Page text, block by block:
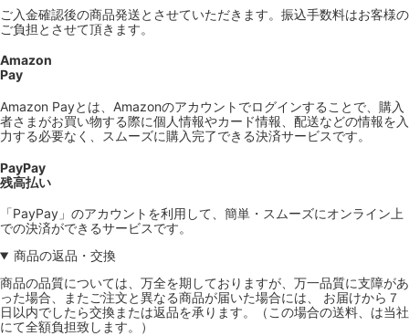
ご入金確認後の商品発送とさせていただきます。振込手数料はお客様の
ご負担とさせて頂きます。
Amazon
Pay
Amazon Payとは、Amazonのアカウントでログインすることで、購入
者さまがお買い物する際に個人情報やカード情報、配送などの情報を入
力する必要なく、スムーズに購入完了できる決済サービスです。
PayPay
残高払い
「PayPay」のアカウントを利用して、簡単・スムーズにオンライン上
での決済ができるサービスです。
商品の返品・交換
商品の品質については、万全を期しておりますが、万一品質に支障があ
った場合、またご注文と異なる商品が届いた場合には、 お届けから７
日以内でしたら交換または返品を承ります。（この場合の送料、は当社
にて全額負担致します。）